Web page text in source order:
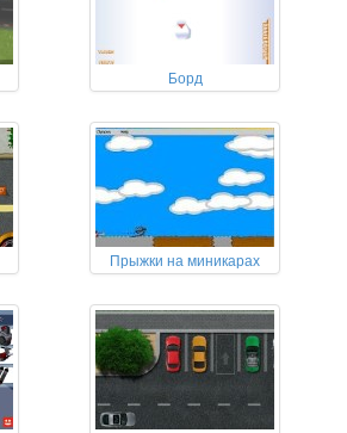
Борд
Прыжки на миникарах